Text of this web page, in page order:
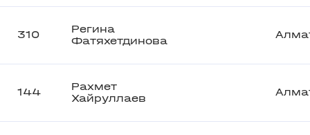
310
Регина
Фатяхетдинова
144
Рахмет
Хайруллаев